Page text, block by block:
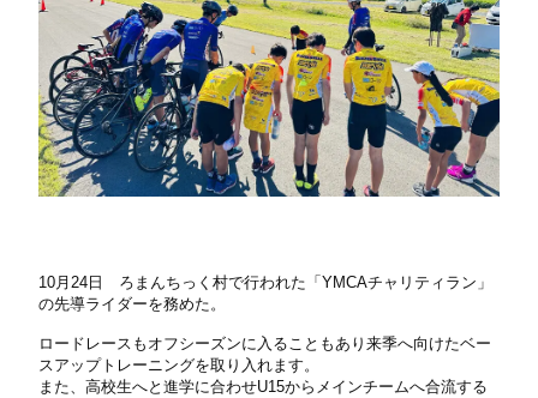
10 月 24日 ろまんちっく村で行われた「YMCAチャリティラン」
の先導ライダーを務めた。
ロードレースもオフシーズンに入ることもあり来季へ向けたベー
スアップトレーニングを取り入れます。
また、高校生へと進学に合わせU15からメインチームへ合流する